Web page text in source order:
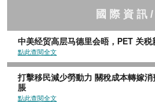
國 際 資 訊
中美经贸高层马德里会晤，PET 关税
點此查閱全文
打擊移民減少勞動力 關稅成本轉嫁
脹
點此查閱全文